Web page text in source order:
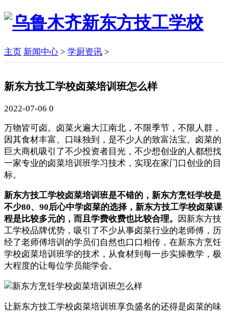
主页 新闻中心 > 学厨资讯 >
新东方技工学校卤菜培训班怎么样
2022-07-06 0
万物皆可卤。卤菜火遍大江南北，不限季节，不限人群，
因其食材丰富、口味独到，是不少人的致富法宝。卤菜的
巨大商机吸引了不少投资者目光，不少想创业的人都想找
一家专业的卤菜培训班学习技术，实现在家门口创业的目
标。
新东方技工学校卤菜培训班是不错的，新东方烹饪学校是
不少80、90后心中学卤菜的选择，新东方技工学校卤菜课
程是比较多元的，而且学费收费也比较合理。
因新东方技
工学校品牌优势，吸引了不少从事卤菜行业的老师傅，历
经了老师傅培训的学员们自然也口口相传，在新东方烹饪
学校卤菜培训班学的技术，从食材到每一步实操教学，极
大程度的让每位学员能学会。
让新东方技工学校卤菜培训班享负盛名的还得是卤菜的味